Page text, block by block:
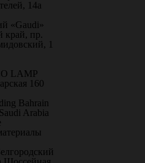
14а
«Gaudi»
край, пр.
1
LAMP
160
Bahrain
Arabia